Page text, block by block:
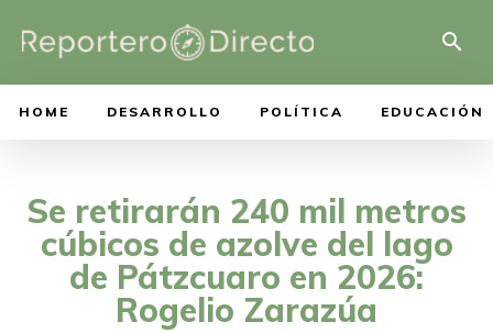
HOME DESARROLLO POLÍTICA EDUCACIÓN
Se retirarán 240 mil metros
cúbicos de azolve del lago
de Pátzcuaro en 2026:
Rogelio Zarazúa